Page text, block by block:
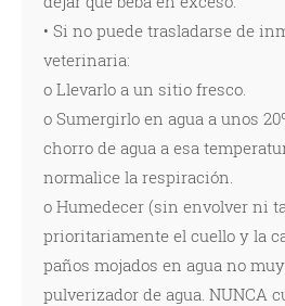
• Si no puede trasladarse de
veterinaria:
o Llevarlo a un sitio fresco.
o Sumergirlo en agua a unos
chorro de agua a esa
normalice la respiración.
o Humedecer (sin envolver ni
prioritariamente el cuello y la
paños mojados en agua no
pulverizador de agua. NUNCA